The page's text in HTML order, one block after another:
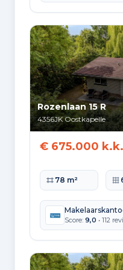
Leeftijdsopbouw
65+: 730 0-15:
25-45: 410
45-
Opleidingsniveau
Hoger
490
Middelbaar
720
Herkomst
Europa
175
Rozenlaan 15 R
4356JK Oostkapelle
€ 675.000 k.k.
Woonoppervlakte
78 m²
Score: 9,0 • 112